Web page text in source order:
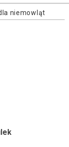
niemowląt